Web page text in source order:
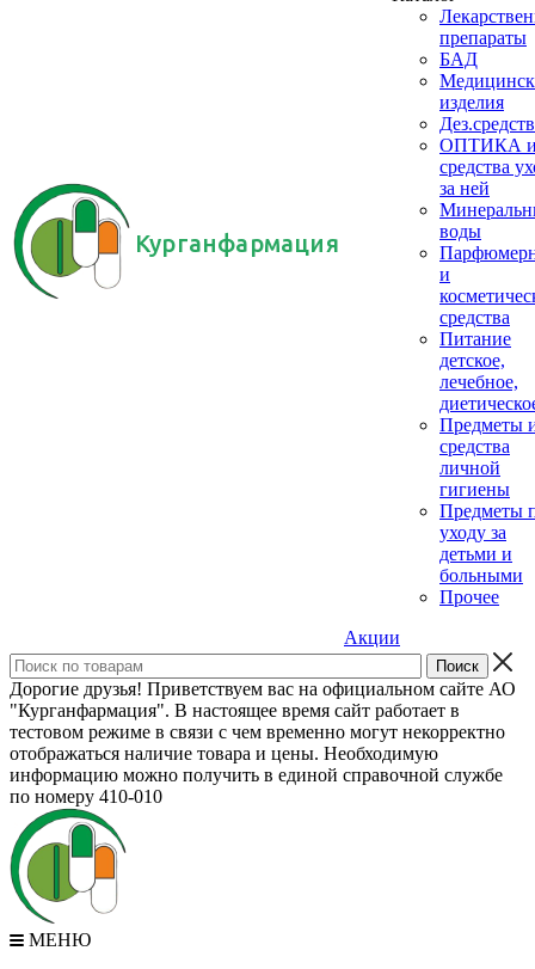
Курганфармация
препараты
БАД
изделия
ОПТИКА
средства
за ней
воды
и
средства
Питание
детское,
лечебное,
Предметы
средства
личной
гигиены
Предметы
уходу за
детьми и
больными
Прочее
Акции
Дорогие друзья! Приветствуем вас на официальном сайте АО
"Курганфармация". В настоящее время сайт работает в
тестовом режиме в связи с чем временно могут некорректно
отображаться наличие товара и цены. Необходимую
информацию можно получить в единой справочной службе
по номеру 410-010
МЕНЮ